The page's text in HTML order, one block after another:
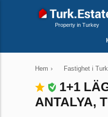
Property in Turkey
Hem › Fastighet i
1+1
ANTALYA,